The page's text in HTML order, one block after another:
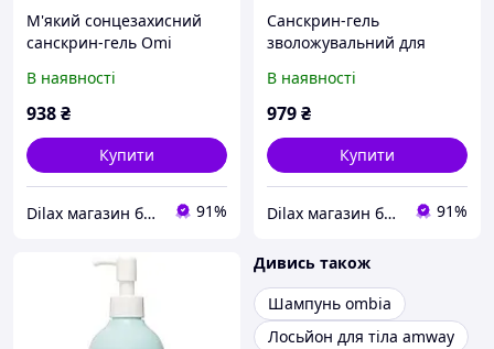
М'який сонцезахисний
санскрин-гель Omi
Mild SPF30 80g (1081229-
2)
В наявності
938₴
Купити
Dilax магазин брендових дитячих іграшок та товарів для батьків. 91%
Санскрин-гель
зволожувальний для
Brotherhood Verdio
Moisture Gel SPF50
В наявності
979₴
Купити
Dilax магазин брендових дитячих іграшок та товарів для батьків. 91%
Дивись також
Шампунь ombia
Лосьйон для тіла amway